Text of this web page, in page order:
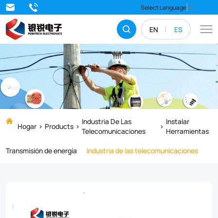
EN ES
Select Language ▼
Available
in
EC-
0,
EC-
1,
EC-
2,
3,
Hogar Products
Industria De Las
Telecomunicaciones
Instalar
Herramientas
Transmisión de energía
Industria de las telecomunicaciones